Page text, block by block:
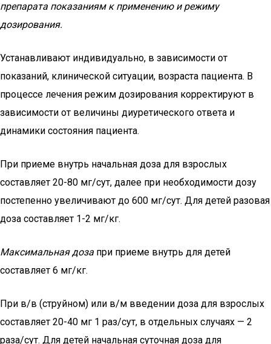
препарата показаниям к применению и режиму
дозирования.
Устанавливают индивидуально, в зависимости от
показаний, клинической ситуации, возраста пациента. В
процессе лечения режим дозирования корректируют в
зависимости от величины диуретического ответа и
динамики состояния пациента.
При приеме внутрь начальная доза для взрослых
составляет 20-80 мг/сут, далее при необходимости дозу
постепенно увеличивают до 600 мг/сут. Для детей разовая
доза составляет 1-2 мг/кг.
Максимальная доза при приеме внутрь для детей
составляет 6 мг/кг.
При в/в (струйном) или в/м введении доза для взрослых
составляет 20-40 мг 1 раз/сут, в отдельных случаях — 2
раза/сут. Для детей начальная суточная доза для